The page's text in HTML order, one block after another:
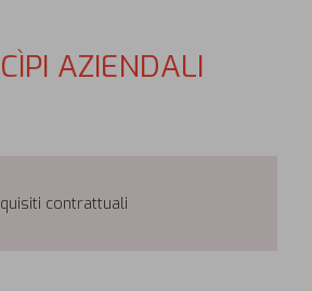
AZIENDALI
contrattuali